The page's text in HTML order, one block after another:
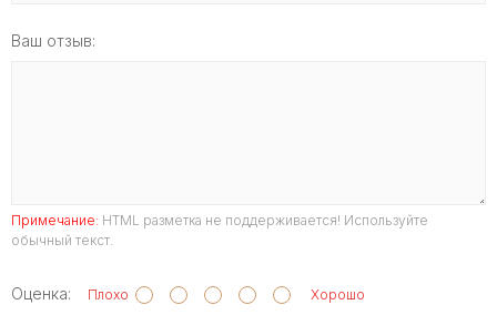
Ваш отзыв:
Примечание: HTML разметка не поддерживается! Используйте
обычный текст.
Оценка: Плохо Хорошо